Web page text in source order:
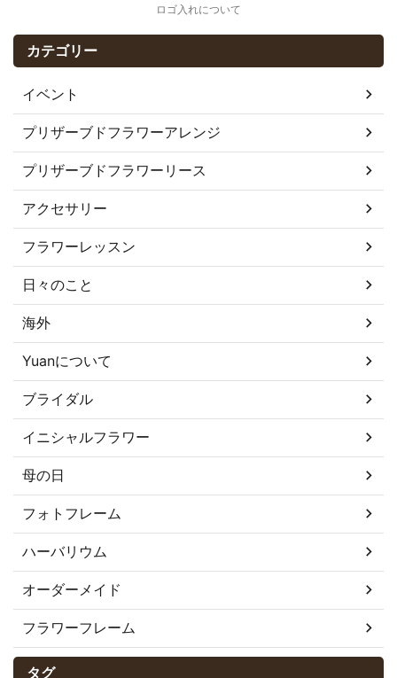
ロゴ入れについて
カテゴリー
イベント
プリザーブドフラワーアレンジ
プリザーブドフラワーリース
アクセサリー
フラワーレッスン
日々のこと
海外
Yuanについて
ブライダル
イニシャルフラワー
母の日
フォトフレーム
ハーバリウム
オーダーメイド
フラワーフレーム
タグ